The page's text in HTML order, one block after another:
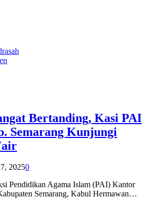
Bertanding, Kasi PAI
Semarang Kunjungi
20250
Pendidikan Agama Islam (PAI) Kantor
Semarang, Kabul Hermawan…